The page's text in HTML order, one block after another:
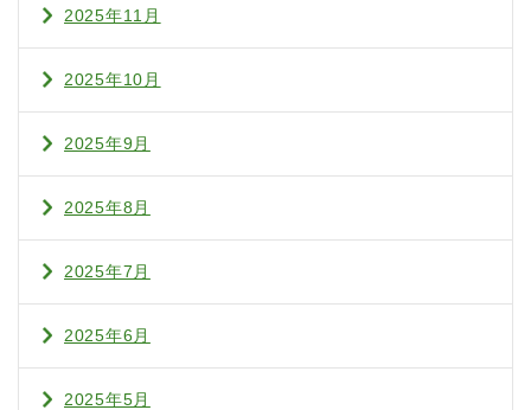
2025年11月
2025年10月
2025年9月
2025年8月
2025年7月
2025年6月
2025年5月